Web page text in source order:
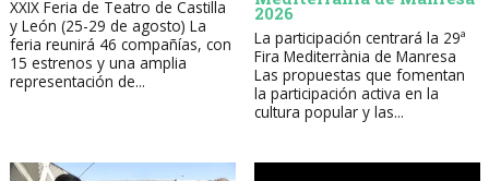
XXIX Feria de Teatro de Castilla
y León (25-29 de agosto) La
feria reunirá 46 compañías, con
15 estrenos y una amplia
representación de...
2026
La participación centrará la 29ª
Fira Mediterrània de Manresa
Las propuestas que fomentan
la participación activa en la
cultura popular y las...